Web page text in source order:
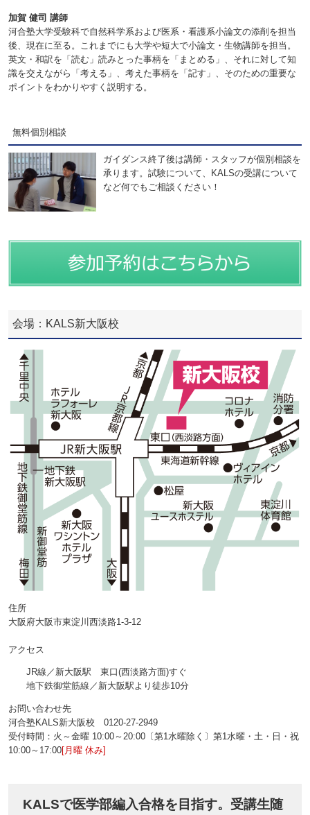
加賀 健司 講師
河合塾大学受験科で自然科学系および医系・看護系小論文の添削を担当
後、現在に至る。これまでにも大学や短大で小論文・生物講師を担当。
英文・和訳を「読む」読みとった事柄を「まとめる」、それに対して知
識を交えながら「考える」、考えた事柄を「記す」、そのための重要な
ポイントをわかりやすく説明する。
無料個別相談
ガイダンス終了後は講師・スタッフが個別相談を
承ります。試験について、KALSの受講について
など何でもご相談ください！
会場：KALS新大阪校
住所
大阪府大阪市東淀川西淡路1‐3‐12
アクセス
JR線／新大阪駅 東口(西淡路方面)すぐ
地下鉄御堂筋線／新大阪駅より徒歩10分
お問い合わせ先
河合塾KALS新大阪校 0120‐27‐2949
受付時間：火～金曜 10:00～20:00〔第1水曜除く〕第1水曜・土・日・祝
10:00～17:00[月曜 休み]
KALSで医学部編入合格を目指す。受講生随